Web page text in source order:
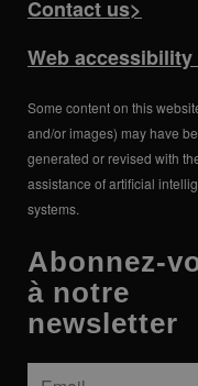
Contact us>
Web accessibility
Some content on this
and/or images) may have
generated or revised with
assistance of artificial
systems.
Abonnez-
à notre
newsletter
Email